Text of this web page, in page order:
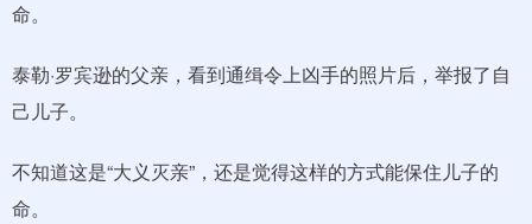
命。
泰勒·罗宾逊的父亲，看到通缉令上凶手的照片后，举报了自
己儿子。
不知道这是“大义灭亲”，还是觉得这样的方式能保住儿子的
命。